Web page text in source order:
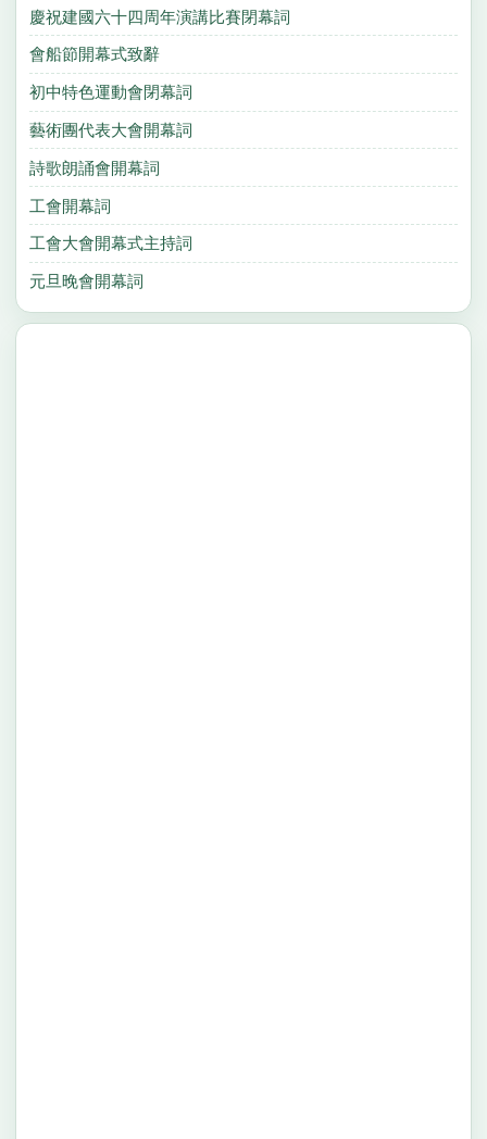
慶祝建國六十四周年演講比賽閉幕詞
會船節開幕式致辭
初中特色運動會閉幕詞
藝術團代表大會開幕詞
詩歌朗誦會開幕詞
工會開幕詞
工會大會開幕式主持詞
元旦晚會開幕詞